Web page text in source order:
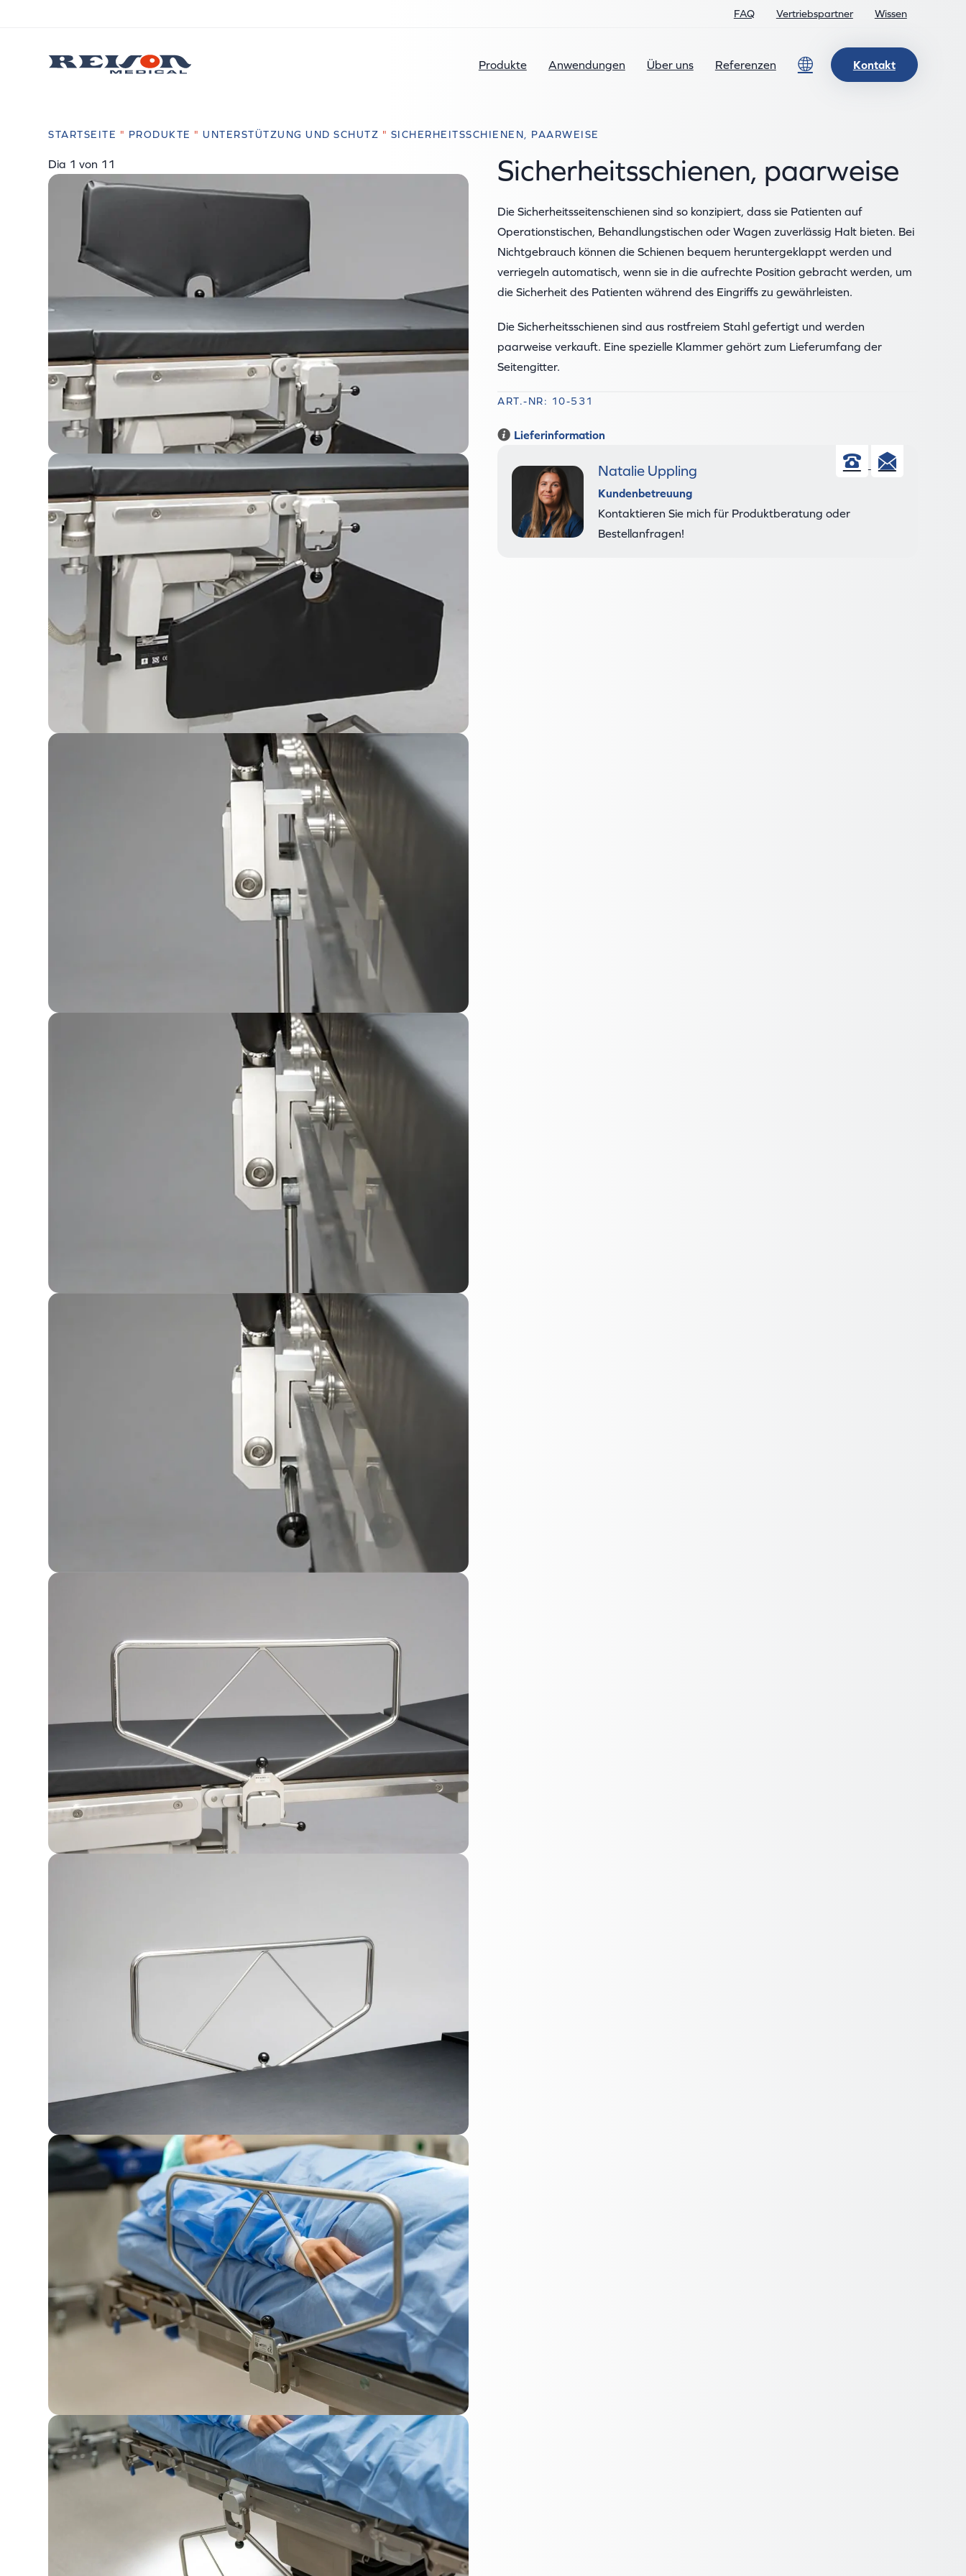
FAQ Vertriebspartner Wissen
Produkte Anwendungen Über uns Referenzen Lang Kontakt
STARTSEITE " PRODUKTE "UNTERSTÜTZUNG UND SCHUTZ " SICHERHEITSSCHIENEN, PAARWEISE
Dia 2 von 11 Sicherheitsschienen, paarweise
Die Sicherheitsseitenschienen sind so konzipiert, dass sie Patienten auf
Operationstischen, Behandlungstischen oder Wagen zuverlässig Halt bieten. Bei
Nichtgebrauch können die Schienen bequem heruntergeklappt werden und
verriegeln automatisch, wenn sie in die aufrechte Position gebracht werden, um
die Sicherheit des Patienten während des Eingriffs zu gewährleisten.
Die Sicherheitsschienen sind aus rostfreiem Stahl gefertigt und werden
paarweise verkauft. Eine spezielle Klammer gehört zum Lieferumfang der
Seitengitter.
ART.-NR: 10-531
Lieferinformation
Telefon
Natalie Uppling
Kundenbetreuung
Kontaktieren Sie mich für Produktberatung oder
Bestellanfragen!